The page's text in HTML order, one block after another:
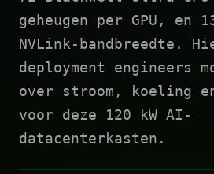
geheugen per GPU, en
NVLink-bandbreedte.
deployment engineers
over stroom, koeling
voor deze 120 kW AI-
datacenterkasten.